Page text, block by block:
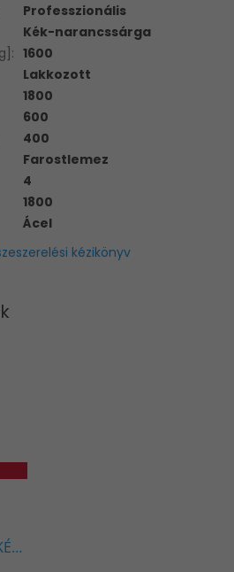
Professzionális
Kék-narancssárga
: 1600
Lakkozott
1800
600
400
Farostlemez
4
1800
Ácel
kézikönyv